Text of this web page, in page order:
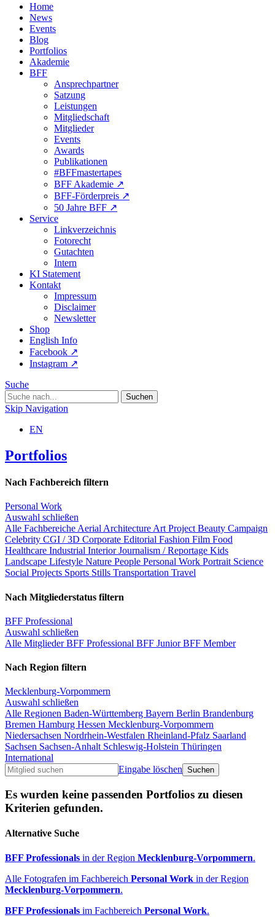
Home
News
Events
Blog
Portfolios
Akademie
BFF
Ansprechpartner
Satzung
Leistungen
Mitgliedschaft
Mitglieder
Events
Awards
Publikationen
#BFFmastertapes
BFF Akademie ↗︎
BFF-Förderpreis ↗︎
50 Jahre BFF ↗︎
Service
Linkverzeichnis
Fotorecht
Gutachten
Intern
KI Statement
Kontakt
Impressum
Disclaimer
Newsletter
Shop
English Info
Facebook ↗︎
Instagram ↗︎
Suche
Skip Navigation
EN
Portfolios
Nach Fachbereich filtern
Personal Work
Auswahl schließen
Alle Fachbereiche Aerial Architecture Art Project Beauty Campaign
Celebrity CGI / 3D Corporate Editorial Fashion Film Food
Healthcare Industrial InteriorJournalism / Reportage Kids
Landscape Lifestyle Nature People Personal Work Portrait Science
Social Projects Sports Stills Transportation Travel
Nach Mitgliederstatus filtern
BFF Professional
Auswahl schließen
Alle MitgliederBFF Professional BFF JuniorBFF Member
Nach Region filtern
Mecklenburg-Vorpommern
Auswahl schließen
Alle Regionen Baden-Württemberg Bayern Berlin Brandenburg
Bremen Hamburg Hessen Mecklenburg-Vorpommern
Niedersachsen Nordrhein-Westfalen Rheinland-Pfalz Saarland
Sachsen Sachsen-Anhalt Schleswig-Holstein Thüringen
International
Eingabe löschen
Es wurden keine passenden Portfolios zu diesen
Kriterien gefunden.
Alternative Suche
BFF Professionals in der Region Mecklenburg-Vorpommern.
Alle Fotografen im Fachbereich Personal Work in der Region
Mecklenburg-Vorpommern.
BFF Professionals im Fachbereich Personal Work.